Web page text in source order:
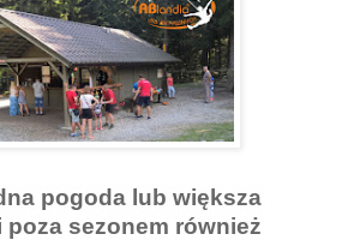
pogoda lub większa
sezonem również